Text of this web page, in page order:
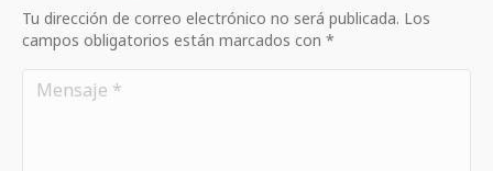
Tu dirección de correo electrónico no será publicada. Los
campos obligatorios están marcados con *